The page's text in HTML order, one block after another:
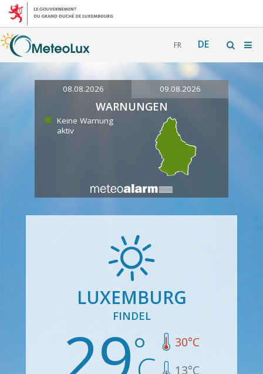
FR DE
08.08.2026 09.08.2026
WARNUNGEN
Keine Warnung
aktiv
LUXEMBURG
FINDEL
30°C
13°C